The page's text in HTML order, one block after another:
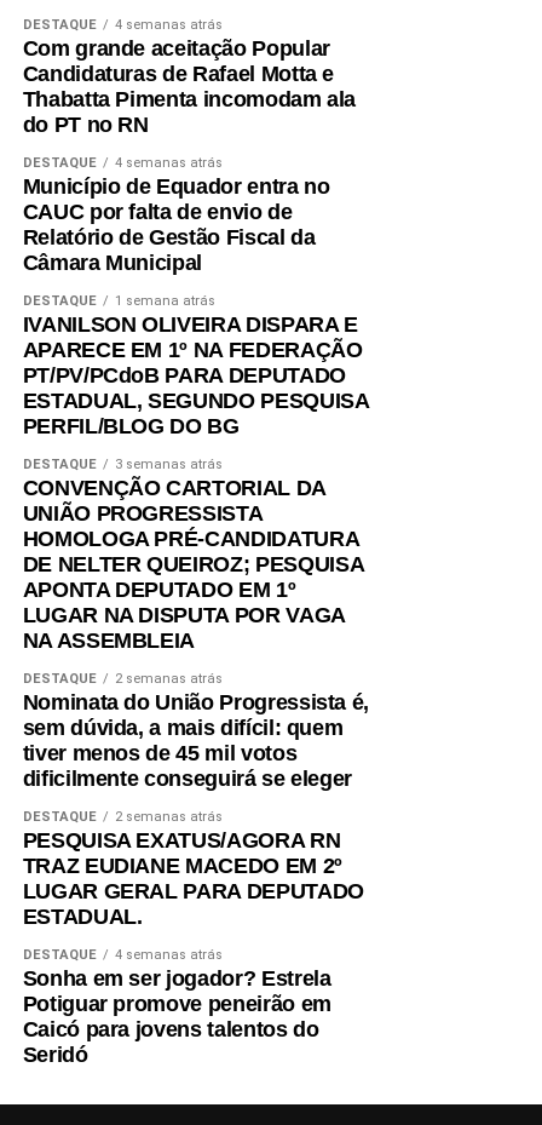
DESTAQUE 4 semanas atrás
Com grande aceitação Popular
Candidaturas de Rafael Motta e
Thabatta Pimenta incomodam ala
do PT no RN
DESTAQUE 4 semanas atrás
Município de Equador entra no
CAUC por falta de envio de
Relatório de Gestão Fiscal da
Câmara Municipal
DESTAQUE 1 semana atrás
IVANILSON OLIVEIRA DISPARA E
APARECE EM 1º NA FEDERAÇÃO
PT/PV/PCdoB PARA DEPUTADO
ESTADUAL, SEGUNDO PESQUISA
PERFIL/BLOG DO BG
DESTAQUE 3 semanas atrás
CONVENÇÃO CARTORIAL DA
UNIÃO PROGRESSISTA
HOMOLOGA PRÉ-CANDIDATURA
DE NELTER QUEIROZ; PESQUISA
APONTA DEPUTADO EM 1º
LUGAR NA DISPUTA POR VAGA
NA ASSEMBLEIA
DESTAQUE 2 semanas atrás
Nominata do União Progressista é,
sem dúvida, a mais difícil: quem
tiver menos de 45 mil votos
dificilmente conseguirá se eleger
DESTAQUE 2 semanas atrás
PESQUISA EXATUS/AGORA RN
TRAZ EUDIANE MACEDO EM 2º
LUGAR GERAL PARA DEPUTADO
ESTADUAL.
DESTAQUE 4 semanas atrás
Sonha em ser jogador? Estrela
Potiguar promove peneirão em
Caicó para jovens talentos do
Seridó